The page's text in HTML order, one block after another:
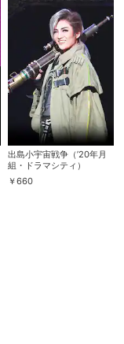
出島小宇宙戦争（’20年月
組・ドラマシティ）
￥660